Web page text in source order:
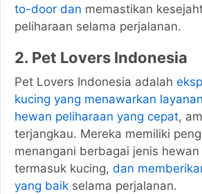
to-door dan memastikan
peliharaan selama perjalanan.
2. Pet Lovers Indonesia
Pet Lovers Indonesia adalah
kucing yang menawarkan
hewan peliharaan yang cepat,
terjangkau. Mereka memiliki
menangani berbagai jenis
termasuk kucing, dan
yang baik selama perjalanan.